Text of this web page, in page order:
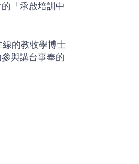
「承啟培訓中
的教牧學博士
與講台事奉的